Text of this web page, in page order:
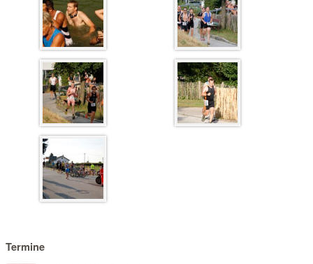
Termine